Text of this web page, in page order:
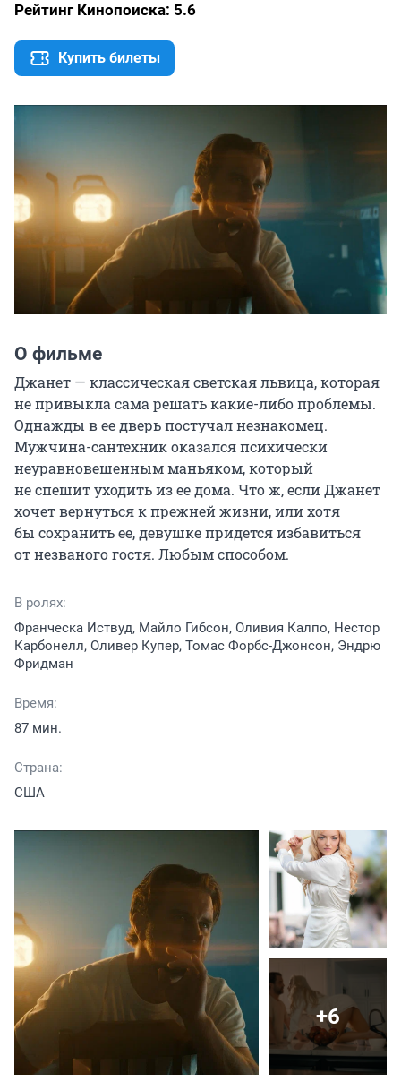
Рейтинг Кинопоиска: 5.6
Купить билеты
О фильме
Джанет — классическая светская львица, которая
не привыкла сама решать какие-либо проблемы.
Однажды в ее дверь постучал незнакомец.
Мужчина-сантехник оказался психически
неуравновешенным маньяком, который
не спешит уходить из ее дома. Что ж, если Джанет
хочет вернуться к прежней жизни, или хотя
бы сохранить ее, девушке придется избавиться
от незваного гостя. Любым способом.
В ролях:
Франческа Иствуд, Майло Гибсон, Оливия Калпо, Нестор
Карбонелл, Оливер Купер, Томас Форбс-Джонсон, Эндрю
Фридман
Время:
87 мин.
Страна:
США
+6